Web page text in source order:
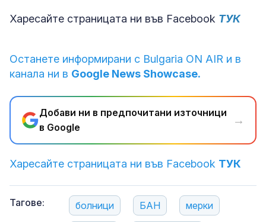
Харесайте страницата ни във Facebook ТУК
Останете информирани с Bulgaria ON AIR и в
канала ни в Google News Showcase.
Добави ни в предпочитани източници
в Google
→
Харесайте страницата ни във Facebook ТУК
Тагове: болници БАН мерки